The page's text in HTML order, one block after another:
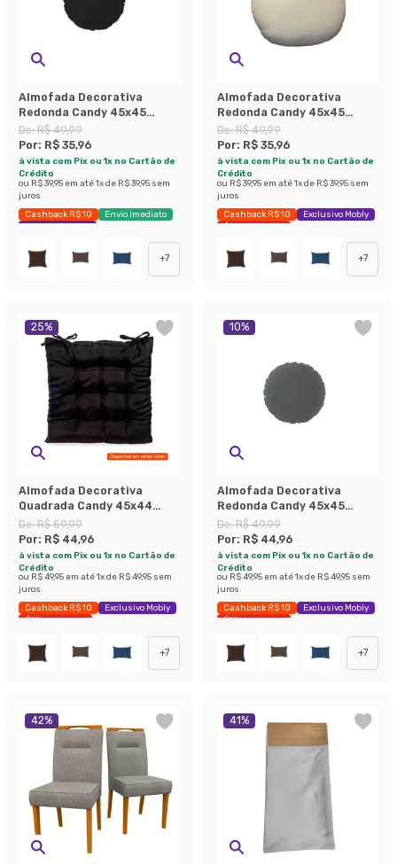
Almofada Decorativa
Redonda Candy 45x45
Suede Preta
De:R$ 49,99
Por: R$ 35,96
à vista com Pix ou 1x no Cartão de
Crédito
ou R$ 39,95 em até1x de R$ 39,95 sem
juros
Cashback R$ 10
Envio Imediato
Exclusivo Mobly
+7
Almofada Decorativa
Redonda Candy 45x45
Linho Cru
De:R$ 49,99
Por: R$ 35,96
à vista com Pix ou 1x no Cartão de
Crédito
ou R$ 39,95 em até1x de R$ 39,95 sem
juros
Cashback R$ 10
Exclusivo Mobly
Últimas peças
+7
25%
Almofada Decorativa
Quadrada Candy 45x44
Linho Cinza
De:R$ 59,99
Por: R$ 44,96
à vista com Pix ou 1x no Cartão de
Crédito
ou R$ 49,95 em até1x de R$ 49,95 sem
juros
Cashback R$ 10
Exclusivo Mobly
Últimas peças
+7
10%
Almofada Decorativa
Redonda Candy 45x45
Suede Grafite
De:R$ 49,99
Por: R$ 44,96
à vista com Pix ou 1x no Cartão de
Crédito
ou R$ 49,95 em até1x de R$ 49,95 sem
juros
Cashback R$ 10
Exclusivo Mobly
Últimas peças
+7
42% 41%